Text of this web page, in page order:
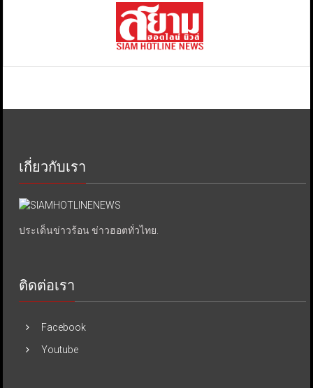
เกี่ยวกับเรา
ประเด็นข่าวร้อน ข่าวฮอตทั่วไทย.
ติดต่อเรา
Facebook
Youtube